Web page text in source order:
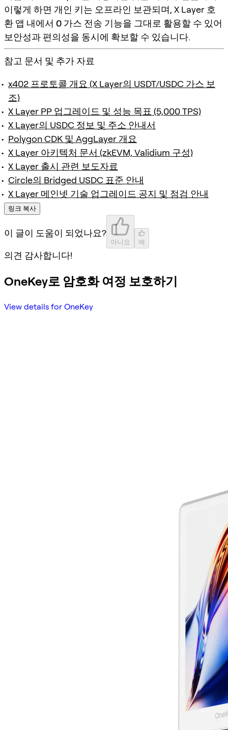
이렇게 하면 개인 키는 오프라인 보관되며, X Layer 호
환 앱 내에서 0 가스 전송 기능을 그대로 활용할 수 있어
보안성과 편의성을 동시에 확보할 수 있습니다.
참고 문서 및 추가 자료
x402 프로토콜 개요 (X Layer의 USDT/USDC 가스 보
조)
X Layer PP 업그레이드 및 성능 목표 (5,000 TPS)
X Layer의 USDC 정보 및 주소 안내서
Polygon CDK 및 AggLayer 개요
X Layer 아키텍처 문서 (zkEVM, Validium 구성)
X Layer 출시 관련 보도자료
Circle의 Bridged USDC 표준 안내
X Layer 메인넷 기술 업그레이드 공지 및 점검 안내
링크 복사
이 글이 도움이 되었나요?
아니요 예
의견 감사합니다!
OneKey로 암호화 여정 보호하기
View details for OneKey